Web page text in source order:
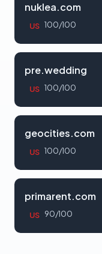
nuklea.com
US 100/100
pre.wedding
US 100/100
geocities.com
US 100/100
primarent.com
US 90/100